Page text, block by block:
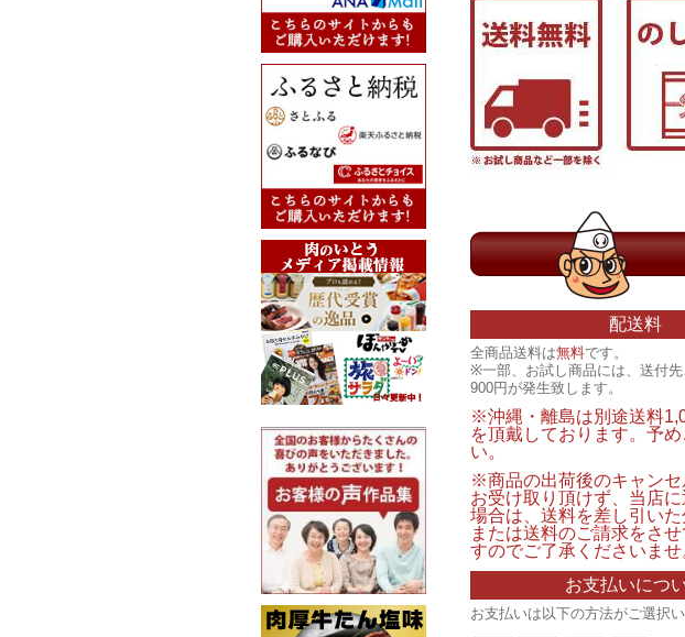
配送料
全商品送料は無料です。
※一部、お試し商品には、送付
900円が発生致します。
※沖縄・離島は別途送料
を頂戴しております。予
い。
※商品の出荷後のキャンセ
お受け取り頂けず、当店
場合は、送料を差し引いた
または送料のご請求をさ
すのでご了承くださいませ
お支払いにつ
お支払いは以下の方法がご選択い